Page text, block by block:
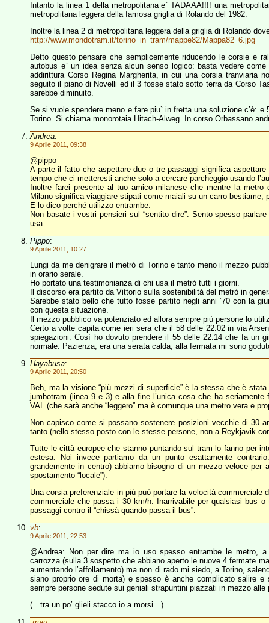
Intanto la linea 1 della metropolitana e` TADAAA!!!! una
metropolitana leggera della famosa griglia di Rolando del 1982.
Inoltre la linea 2 di metropolitana leggera della griglia di Rolando
http://www.mondotram.it/torino_in_tram/mappe82/Mappa82_6.jpg
Detto questo pensare che semplicemente riducendo le corsie e
autobus e` un idea senza alcun senso logico: basta vedere
addirittura Corso Regina Margherita, in cui una corsia tranviaria
seguito il piano di Novelli ed il 3 fosse stato sotto terra da Corso
sarebbe diminuito.
Se si vuole spendere meno e fare piu` in fretta una soluzione c’è:
Torino. Si chiama monorotaia Hitach-Alweg. In corso Orbassano
Andrea:
9 Aprile 2011, 09:38
@pippo
A parte il fatto che aspettare due o tre passaggi significa
tempo che ci metteresti anche solo a cercare parcheggio usando
Inoltre farei presente al tuo amico milanese che mentre la
Milano significa viaggiare stipati come maiali su un carro bestiame,
E lo dico perché utilizzo entrambe.
Non basate i vostri pensieri sul “sentito dire”. Sento spesso
usa.
Pippo:
9 Aprile 2011, 10:27
Lungi da me denigrare il metrò di Torino e tanto meno il mezzo
in orario serale.
Ho portato una testimonianza di chi usa il metrò tutti i giorni.
Il discorso era partito da Vittorio sulla sostenibilità del metrò in
Sarebbe stato bello che tutto fosse partito negli anni ’70 con la
con questa situazione.
Il mezzo pubblico va potenziato ed allora sempre più persone lo
Certo a volte capita come ieri sera che il 58 delle 22:02 in via
spiegazioni. Così ho dovuto prendere il 55 delle 22:14 che fa un
normale. Pazienza, era una serata calda, alla fermata mi sono
Hayabusa:
9 Aprile 2011, 20:50
Beh, ma la visione “più mezzi di superficie” è la stessa che è
jumbotram (linea 9 e 3) e alla fine l’unica cosa che ha
VAL (che sarà anche “leggero” ma è comunque una metro vera e
Non capisco come si possano sostenere posizioni vecchie di 30
tanto (nello stesso posto con le stesse persone, non a Reykjavik
Tutte le città europee che stanno puntando sul tram lo fanno per
estesa. Noi invece partiamo da un punto esattamente
grandemente in centro) abbiamo bisogno di un mezzo veloce
spostamento “locale”).
Una corsia preferenziale in più può portare la velocità
commerciale che passa i 30 km/h. Inarrivabile per qualsiasi bus
passaggi contro il “chissà quando passa il bus”.
vb:
9 Aprile 2011, 22:53
@Andrea: Non per dire ma io uso spesso entrambe le metro,
carrozza (sulla 3 sospetto che abbiano aperto le nuove 4 fermate
aumentando l’affollamento) ma non di rado mi siedo, a Torino,
siano proprio ore di morta) e spesso è anche complicato salire
sempre persone sedute sui geniali strapuntini piazzati in mezzo
(…tra un po’ glieli stacco io a morsi…)